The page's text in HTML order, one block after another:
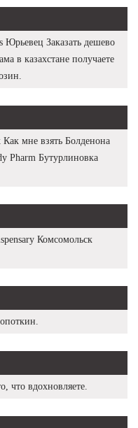
Заказать дешево
в казахстане получаете
мне взять Болденона
Pharm Бутурлиновка
Комсомольск
что вдохновляете.